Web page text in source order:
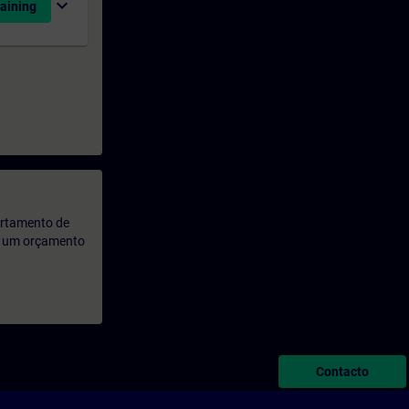
expand_more
de
um orçamento
Contacto